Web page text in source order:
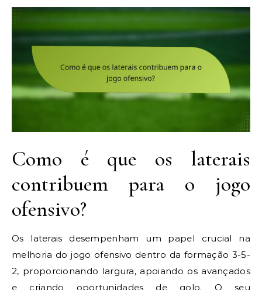
Como é que os laterais
contribuem para o jogo
ofensivo?
Os laterais desempenham um papel crucial na
melhoria do jogo ofensivo dentro da formação 3-5-
2, proporcionando largura, apoiando os avançados
e criando oportunidades de golo. O seu